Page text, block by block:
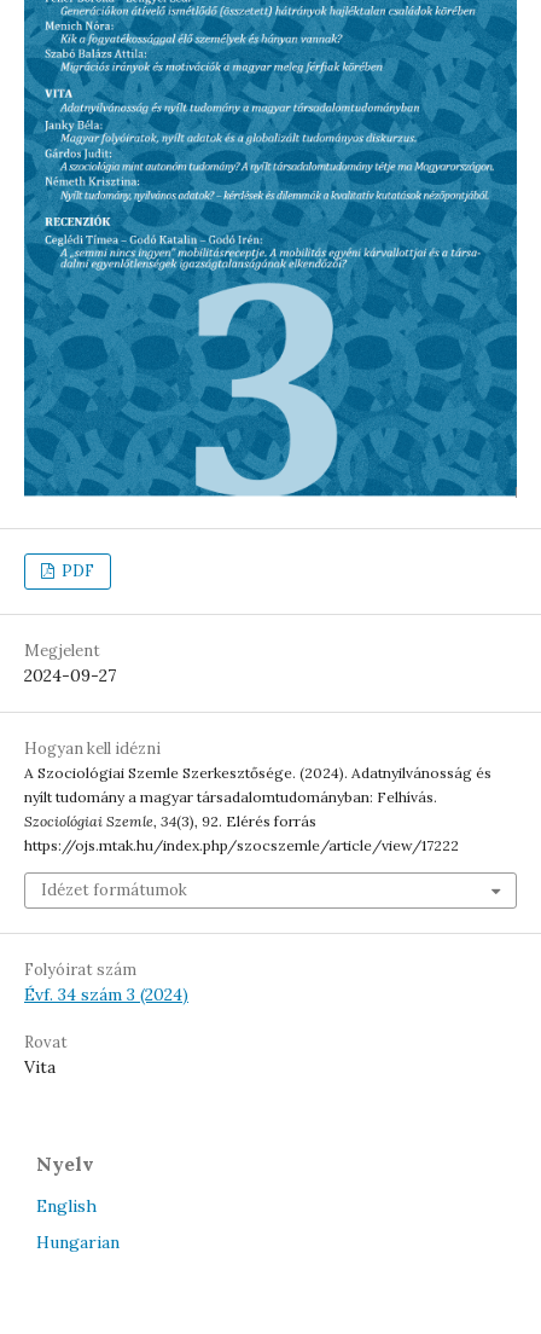
PDF
Megjelent
2024-09-27
Hogyan kell idézni
A Szociológiai Szemle Szerkesztősége. (2024). Adatnyilvánosság és
nyílt tudomány a magyar társadalomtudományban: Felhívás.
Szociológiai Szemle, 34(3), 92. Elérés forrás
https://ojs.mtak.hu/index.php/szocszemle/article/view/17222
Idézet formátumok
Folyóirat szám
Évf. 34 szám 3 (2024)
Rovat
Vita
Nyelv
English
Hungarian